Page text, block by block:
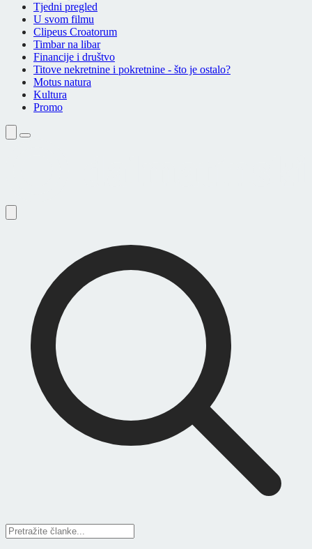
Tjedni pregled
U svom filmu
Clipeus Croatorum
Timbar na libar
Financije i društvo
Titove nekretnine i pokretnine - što je ostalo?
Motus natura
Kultura
Promo